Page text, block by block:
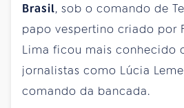
Brasil, sob o comando de
papo vespertino criado por
Lima ficou mais conhecido
jornalistas como Lúcia
comando da bancada.